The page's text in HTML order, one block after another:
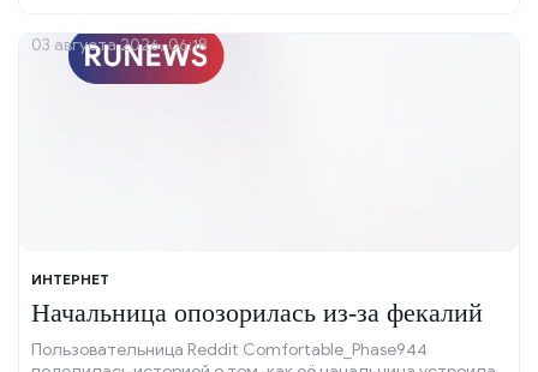
ИНТЕРНЕТ
Начальница опозорилась из-за фекалий
Пользовательница Reddit Comfortable_Phase944
03 августа 2026, 06:18